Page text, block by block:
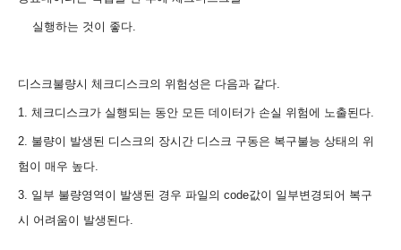
실행하는 것이 좋다.
디스크불량시 체크디스크의 위험성은 다음과 같다.
1. 체크디스크가 실행되는 동안 모든 데이터가 손실 위험에 노출된다.
2. 불량이 발생된 디스크의 장시간 디스크 구동은 복구불능 상태의 위
험이 매우 높다.
3. 일부 불량영역이 발생된 경우 파일의 code값이 일부변경되어 복구
시 어려움이 발생된다.